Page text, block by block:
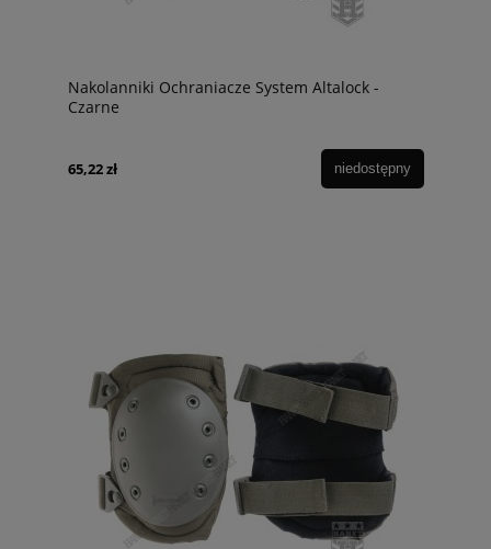
Nakolanniki Ochraniacze System Altalock -
Czarne
65,22 zł niedostępny